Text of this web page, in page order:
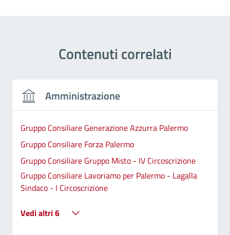
Contenuti correlati
Amministrazione
Gruppo Consiliare Generazione Azzurra Palermo
Gruppo Consiliare Forza Palermo
Gruppo Consiliare Gruppo Misto - IV Circoscrizione
Gruppo Consiliare Lavoriamo per Palermo - Lagalla
Sindaco - I Circoscrizione
Vedi altri 6